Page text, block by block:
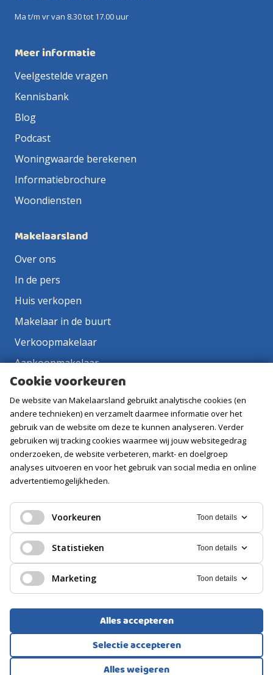
Ma t/m vr van 8.30 tot 17.00 uur
Meer informatie
Veelgestelde vragen
Kennisbank
Blog
Podcast
Woningwaarde berekenen
Informatiebrochure
Woondiensten
Makelaarsland
Over ons
In de pers
Huis verkopen
Makelaar in de buurt
Verkoopmakelaar
Aankoopmakelaar
Contact
Vacatures
Volg ons
Voorwaarden Privacyverklaring
Cookie voorkeuren
De website van Makelaarsland gebruikt analytische cookies (en
andere technieken) en verzamelt daarmee informatie over het
gebruik van de website om deze te kunnen analyseren. Verder
gebruiken wij tracking cookies waarmee wij jouw websitegedrag
onderzoeken, de website verbeteren, markt- en doelgroep
analyses uitvoeren en voor het gebruik van social media en online
advertentiemogelijkheden.
Voorkeuren Toon details
Statistieken Toon details
Marketing Toon details
Alles accepteren
Selectie accepteren
Alles weigeren